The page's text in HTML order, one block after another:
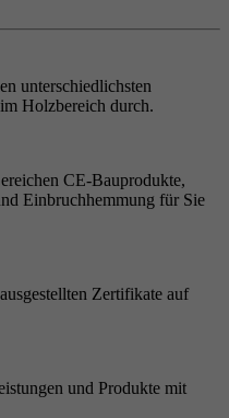
unterschiedlichsten
Holzbereich durch.
CE-Bauprodukte,
Einbruchhemmung für Sie
Zertifikate auf
und Produkte mit